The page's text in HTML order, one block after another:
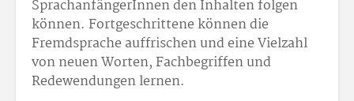
SprachanfängerInnen den Inhalten folgen
können. Fortgeschrittene können die
Fremdsprache auffrischen und eine Vielzahl
von neuen Worten, Fachbegriffen und
Redewendungen lernen.